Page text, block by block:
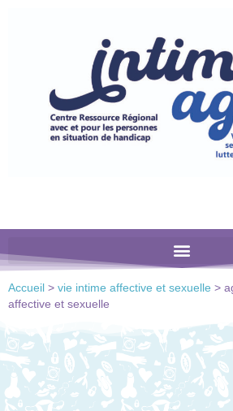
comprend
Accueil > vie intime affective et sexuelle >
affective et sexuelle